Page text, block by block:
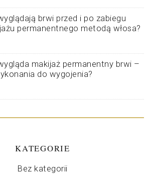
brwi przed i po zabiegu
permanentnego metodą włosa?
makijaż permanentny brwi –
do wygojenia?
KATEGORIE
Bez kategorii